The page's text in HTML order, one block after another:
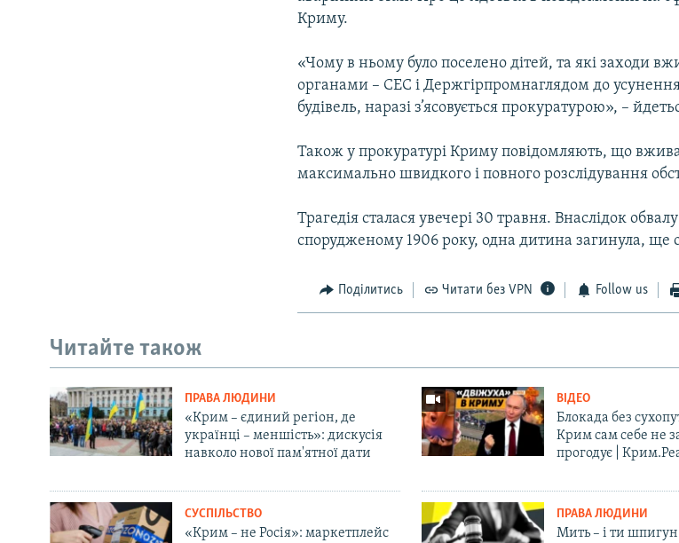
Криму.
«Чому в ньому було поселено дітей, та які заходи
органами – СЕС і Держгірпромнаглядом до
будівель, наразі з’ясовується прокуратурою», –
Також у прокуратурі Криму повідомляють, що
максимально швидкого і повного розслідування
Трагедія сталася увечері 30 травня. Внаслідок
спорудженому 1906 року, одна дитина загинула, ще
Поділитись Читати без VPN Follow us
Читайте також
ПРАВА ЛЮДИНИ
«Крим – єдиний регіон, де
українці – меншість»: дискусія
навколо нової пам'ятної дати
ВІДЕО
Блокада без
Крим сам себе не
прогодує |
СУСПІЛЬСТВО
«Крим – не Росія»: маркетплейс
ПРАВА ЛЮДИНИ
Мить – і ти